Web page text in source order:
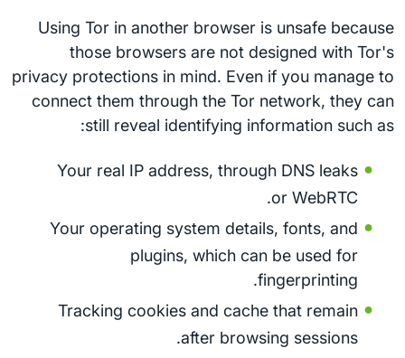
Using Tor in another browser is unsafe because
those browsers are not designed with Tor's
privacy protections in mind. Even if you manage to
connect them through the Tor network, they can
still reveal identifying information such as:
Your real IP address, through DNS leaks
or WebRTC.
Your operating system details, fonts, and
plugins, which can be used for
fingerprinting.
Tracking cookies and cache that remain
after browsing sessions.